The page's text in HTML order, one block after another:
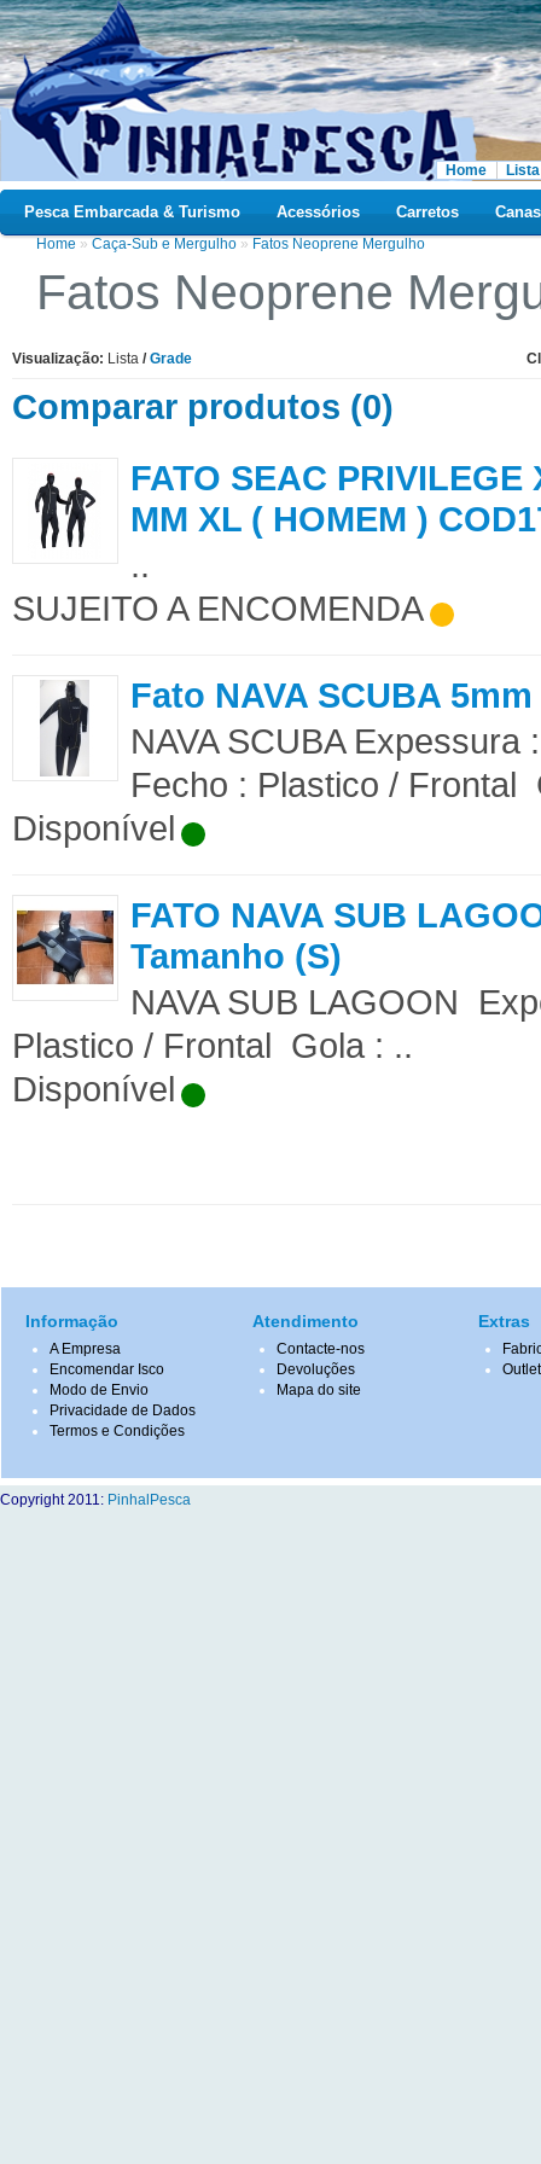
Home
Pesca Embarcada & Turismo Acessórios Carretos Canas
Home » Caça-Sub e Mergulho » Fatos Neoprene Mergulho
Fatos Neoprene
Visualização: Lista / Grade
Comparar produtos (0)
FATO SEAC PRIVILEGE
MM XL ( HOMEM )
..
SUJEITO A ENCOMENDA
Fato NAVA SCUBA 5mm
NAVA SCUBA Expessura
Fecho : Plastico / Frontal
Disponível
FATO NAVA SUB
Tamanho (S)
NAVA SUB LAGOON
Plastico / Frontal Gola : ..
Disponível
Informação
A Empresa
Encomendar Isco
Modo de Envio
Privacidade de Dados
Termos e Condições
Atendimento
Contacte-nos
Devoluções
Mapa do site
Extras
Outlet
Copyright 2011: PinhalPesca